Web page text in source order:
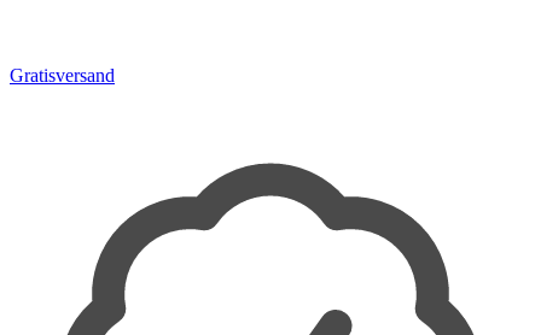
Gratisversand